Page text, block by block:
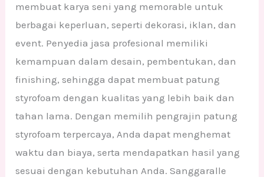
membuat karya seni yang memorable untuk
berbagai keperluan, seperti dekorasi, iklan, dan
event. Penyedia jasa profesional memiliki
kemampuan dalam desain, pembentukan, dan
finishing, sehingga dapat membuat patung
styrofoam dengan kualitas yang lebih baik dan
tahan lama. Dengan memilih pengrajin patung
styrofoam terpercaya, Anda dapat menghemat
waktu dan biaya, serta mendapatkan hasil yang
sesuai dengan kebutuhan Anda. Sanggaralle